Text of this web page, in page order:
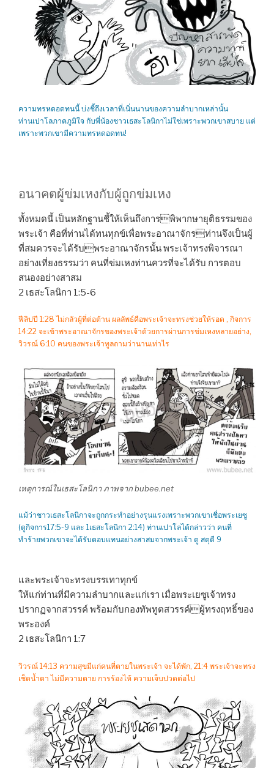
ความทรหดอดทนนี้ บ่งชี้ถึงเวลาที่เนิ่นนานของความลำบากเหล่านั้น
ท่านเปาโลภาคภูมิใจ กับพี่น้องชาวเธสะโลนิกาไม่ใช่เพราะพวกเขาสบาย แต่
เพราะพวกเขามีความทรหดอดทน!
อนาคตผู้ข่มเหงกับผู้ถูกข่มเหง
ทั้งหมดนี้ เป็นหลักฐานชี้ให้เห็นถึงการพิพากษายุติธรรมของ
พระเจ้า คือที่ท่านได้ทนทุกข์เพื่อพระอาณาจักรท่านจึงเป็นผู้
ที่สมควรจะได้รับพระอาณาจักรนั้น พระเจ้าทรงพิจารณา
อย่างเที่ยงธรรมว่า คนที่ข่มเหงท่านควรที่จะได้รับ การตอบ
สนองอย่างสาสม
2 เธสะโลนิกา 1:5-6
ฟีลิปปี 1:28 ไม่กลัวผู้ที่ต่อต้าน ผลลัพธ์คือพระเจ้าจะทรงช่วยให้รอด , กิจการ
14:22 จะเข้าพระอาณาจักรของพระเจ้าด้วยการผ่านการข่มเหงหลายอย่าง,
วิวรณ์ 6:10 คนของพระเจ้าทูลถามว่านานเท่าไร
เหตุการณ์ในเธสะโลนิกา ภาพจาก bubee.net
แม้ว่าชาวเธสะโลนิกาจะถูกกระทำอย่างรุนแรงเพราะพวกเขาเชื่อพระเยซู
(ดูกิจการ17:5-9 และ 1เธสะโลนิกา 2:14) ท่านเปาโลได้กล่าวว่า คนที่
ทำร้ายพวกเขาจะได้รับตอบแทนอย่างสาสมจากพระเจ้า ดู สดุดี 9
และพระเจ้าจะทรงบรรเทาทุกข์
ให้แก่ท่านที่มีความลำบากและแก่เรา เมื่อพระเยซูเจ้าทรง
ปรากฏจากสวรรค์ พร้อมกับกองทัพทูตสวรรค์ผู้ทรงฤทธิ์ของ
พระองค์
2 เธสะโลนิกา 1:7
วิวรณ์ 14:13 ความสุขมีแก่คนที่ตายในพระเจ้า จะได้พัก, 21:4 พระเจ้าจะทรง
เช็ดน้ำตา ไม่มีความตาย การร้องไห้ ความเจ็บปวดต่อไป